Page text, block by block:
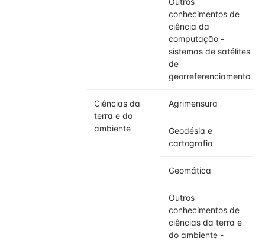
conhecimentos de
ciência da
computação -
sistemas de satélites
de
georreferenciamento
Ciências da
terra e do
ambiente
Agrimensura
Geodésia e
cartografia
Geomática
Outros
conhecimentos de
ciências da terra e
do ambiente -